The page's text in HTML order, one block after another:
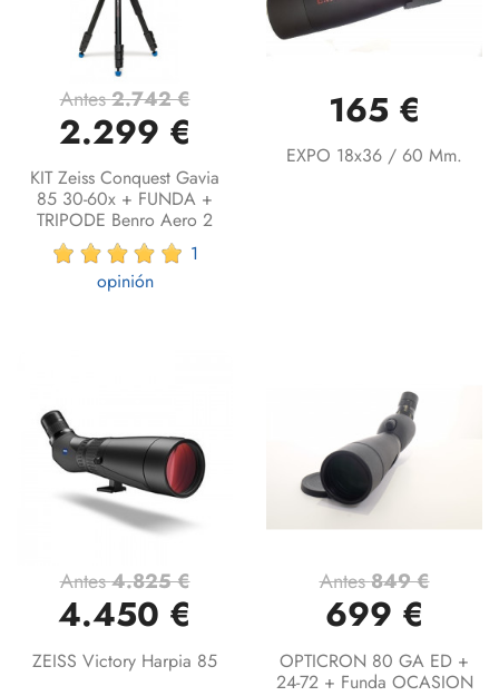
Antes2.742 €
2.299 €
KIT Zeiss Conquest Gavia
85 30-60x + FUNDA +
TRIPODE Benro Aero 2
1
opinión
165 €
EXPO 18x36 / 60 Mm.
Antes4.825 €
4.450 €
ZEISS Victory Harpia 85
Antes849 €
699 €
OPTICRON 80 GA ED +
24-72 + Funda OCASION